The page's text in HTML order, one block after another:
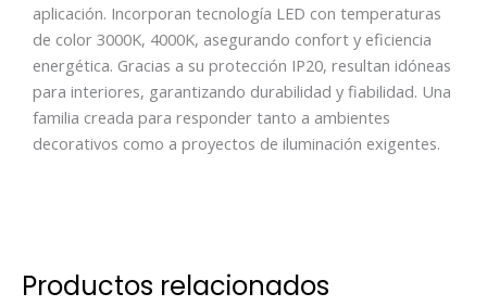
aplicación. Incorporan tecnología LED con temperaturas
de color 3000K, 4000K, asegurando confort y eficiencia
energética. Gracias a su protección IP20, resultan idóneas
para interiores, garantizando durabilidad y fiabilidad. Una
familia creada para responder tanto a ambientes
decorativos como a proyectos de iluminación exigentes.
Productos relacionados